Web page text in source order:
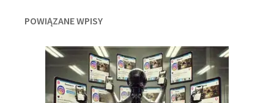
POWIĄZANE WPISY